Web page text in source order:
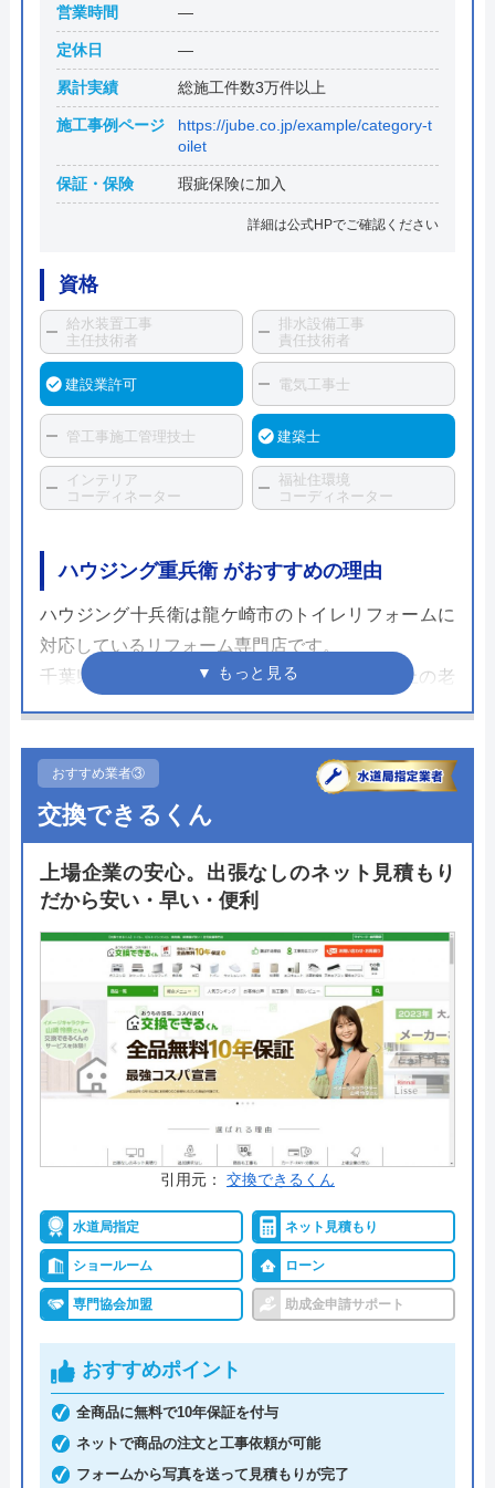
営業時間 ―
定休日 ―
累計実績 総施工件数3万件以上
施工事例ページ
https://jube.co.jp/example/category-t
oilet
保証・保険 瑕疵保険に加入
詳細は公式HPでご確認ください
資格
給水装置工事
主任技術者
排水設備工事
責任技術者
建設業許可 電気工事士
管工事施工管理技士 建築士
インテリア
コーディネーター
福祉住環境
コーディネーター
ハウジング重兵衛 がおすすめの理由
ハウジング十兵衛は龍ケ崎市のトイレリフォームに
対応しているリフォーム専門店です。
千葉県と茨城県に密着した業者して120年以上の老
舗で、トイレリフォームを含めた施工実績は累計3
TOTOやLIXIL、Panasonic等の国内主要メーカーの
トイレを取り扱っており、サイト内では商品代+基
本工事費を加えたコミコミ価格で表示されているた
めわかりやすいです。
サイトにアクセスしてみてください。
公式サイトで
料金詳細を見る
今すぐ電話で相談する
0120-010-753
受付時間： 9:00〜18:00
ハウジング重兵衛 の基本情報
運営会社 株式会社ハウジング重兵衛
代表者 菅谷重貴
創業・設立 明治32年創業
本社所在地
〒286-0021
千葉県成田市土屋724-2
おすすめ業者③
交換できるくん
上場企業の安心。出張なしのネット見積もり
だから安い・早い・便利
引用元： 交換できるくん
水道局指定 ネット見積もり
ショールーム ローン
専門協会加盟 助成金申請サポート
おすすめポイント
全商品に無料で10年保証を付与
ネットで商品の注文と工事依頼が可能
フォームから写真を送って見積もりが完了